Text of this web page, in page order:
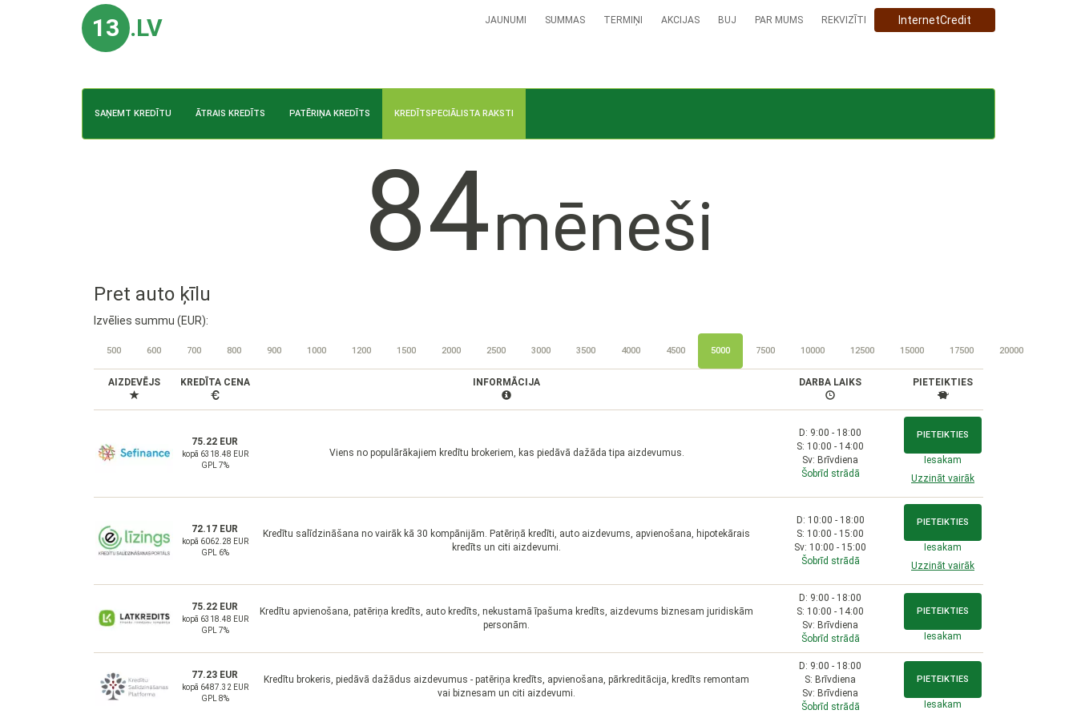
13 .LV InternetCredit
JAUNUMI SUMMAS TERMIŅI AKCIJAS BUJ PAR MUMS REKVIZĪTI
SAŅEMT KREDĪTU ĀTRAIS KREDĪTS PATĒRIŅA KREDĪTS KREDĪTSPECIĀLISTA RAKSTI
84mēneši
Pret auto ķīlu
Izvēlies summu (EUR):
500 600 700 800 900 1000 1200 1500 2000 2500 3000 3500 4000 4500 5000 7500 10000 12500 15000 17500 20000
AIZDEVĒJS KREDĪTA CENA INFORMĀCIJA DARBA LAIKS PIETEIKTIES
75.22 EUR
kopā 6318.48 EUR
GPL 7%
Viens no populārākajiem kredītu brokeriem, kas piedāvā dažāda tipa aizdevumus.
D: 9:00 - 18:00
S: 10:00 - 14:00
Sv: Brīvdiena
Šobrīd strādā
PIETEIKTIES
Iesakam
Uzzināt vairāk
72.17 EUR
kopā 6062.28 EUR
GPL 6%
Kredītu salīdzināšana no vairāk kā 30 kompānijām. Patēriņā kredīti, auto aizdevums, apvienošana, hipotekārais
kredīts un citi aizdevumi.
D: 10:00 - 18:00
S: 10:00 - 15:00
Sv: 10:00 - 15:00
Šobrīd strādā
PIETEIKTIES
Iesakam
Uzzināt vairāk
75.22 EUR
kopā 6318.48 EUR
GPL 7%
Kredītu apvienošana, patēriņa kredīts, auto kredīts, nekustamā īpašuma kredīts, aizdevums biznesam juridiskām
personām.
D: 9:00 - 18:00
S: 10:00 - 14:00
Sv: Brīvdiena
Šobrīd strādā
PIETEIKTIES
Iesakam
77.23 EUR
kopā 6487.32 EUR
GPL 8%
Kredītu brokeris, piedāvā dažādus aizdevumus - patēriņa kredīts, apvienošana, pārkreditācija, kredīts remontam
vai biznesam un citi aizdevumi.
D: 9:00 - 18:00
S: Brīvdiena
Sv: Brīvdiena
Šobrīd strādā
PIETEIKTIES
Iesakam